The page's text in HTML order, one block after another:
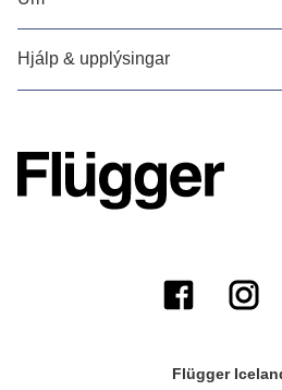
Hjálp & upplýsingar
Flügger